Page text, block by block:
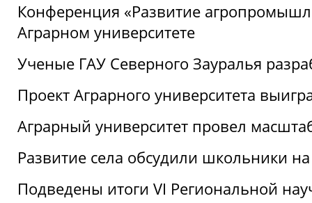
Конференция «Развитие
Аграрном университете
Ученые ГАУ Северного Зауралья
Проект Аграрного университета
Аграрный университет провел
Развитие села обсудили школьники
Подведены итоги VI Региональной